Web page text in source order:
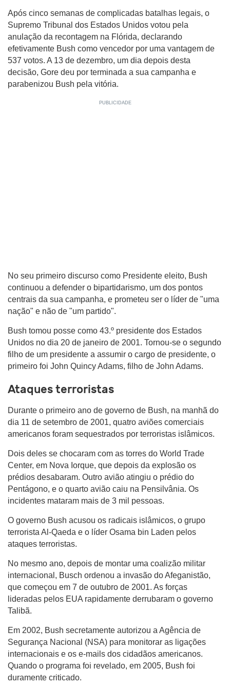
Após cinco semanas de complicadas batalhas legais, o
Supremo Tribunal dos Estados Unidos votou pela
anulação da recontagem na Flórida, declarando
efetivamente Bush como vencedor por uma vantagem de
537 votos. A 13 de dezembro, um dia depois desta
decisão, Gore deu por terminada a sua campanha e
parabenizou Bush pela vitória.
No seu primeiro discurso como Presidente eleito, Bush
continuou a defender o bipartidarismo, um dos pontos
centrais da sua campanha, e prometeu ser o líder de "uma
nação" e não de "um partido".
Bush tomou posse como 43.º presidente dos Estados
Unidos no dia 20 de janeiro de 2001. Tornou-se o segundo
filho de um presidente a assumir o cargo de presidente, o
primeiro foi John Quincy Adams, filho de John Adams.
Ataques terroristas
Durante o primeiro ano de governo de Bush, na manhã do
dia 11 de setembro de 2001, quatro aviões comerciais
americanos foram sequestrados por terroristas islâmicos.
Dois deles se chocaram com as torres do World Trade
Center, em Nova Iorque, que depois da explosão os
prédios desabaram. Outro avião atingiu o prédio do
Pentágono, e o quarto avião caiu na Pensilvânia. Os
incidentes mataram mais de 3 mil pessoas.
O governo Bush acusou os radicais islâmicos, o grupo
terrorista Al-Qaeda e o líder Osama bin Laden pelos
ataques terroristas.
No mesmo ano, depois de montar uma coalizão militar
internacional, Busch ordenou a invasão do Afeganistão,
que começou em 7 de outubro de 2001. As forças
lideradas pelos EUA rapidamente derrubaram o governo
Talibã.
Em 2002, Bush secretamente autorizou a Agência de
Segurança Nacional (NSA) para monitorar as ligações
internacionais e os e-mails dos cidadãos americanos.
Quando o programa foi revelado, em 2005, Bush foi
duramente criticado.